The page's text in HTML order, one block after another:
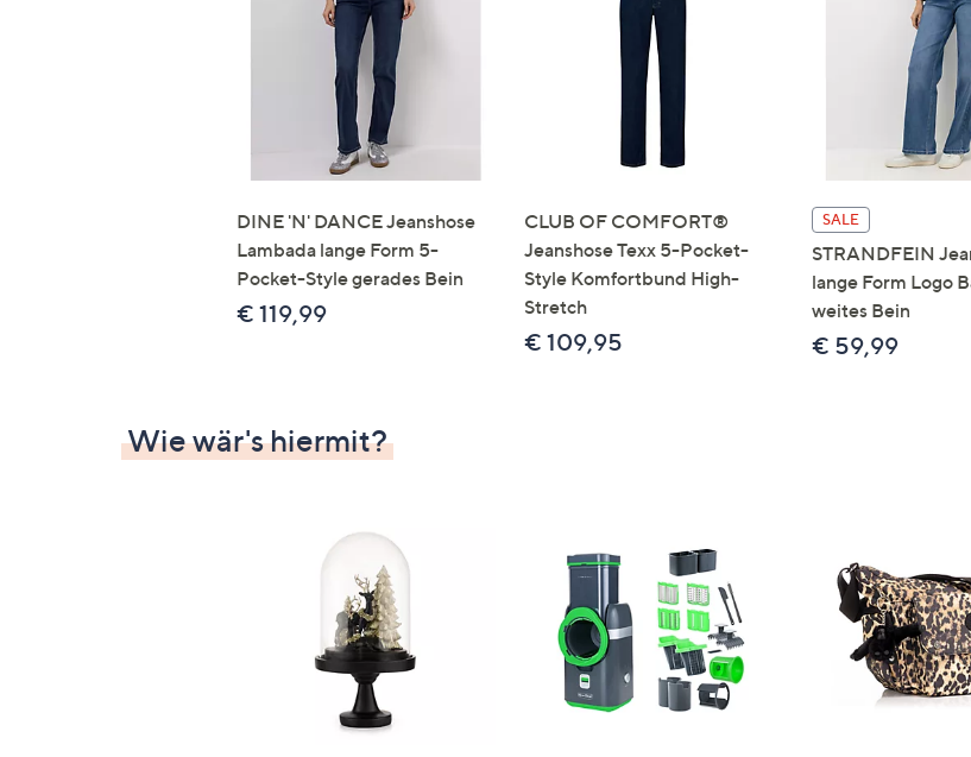
rechts,
um
diese
anzuzeigen.
DINE 'N' DANCE Jeanshose
Lambada lange Form 5-
Pocket-Style gerades Bein
€ 119,99
CLUB OF COMFORT®
Jeanshose Texx 5-Pocket-
Style Komfortbund High-
Stretch
€ 109,95
SALE
STRANDFEIN
lange Form Logo
weites Bein
€ 59,99
Wie wär's hiermit?